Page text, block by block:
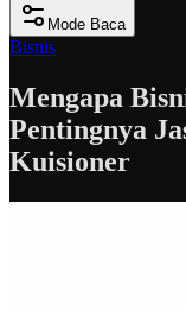
Mode Baca
Bisnis
Mengapa
Pentingnya
Kuisioner